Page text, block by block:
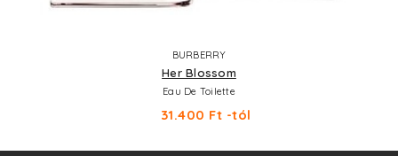
BURBERRY
Her Blossom
Eau De Toilette
31.400 Ft -tól